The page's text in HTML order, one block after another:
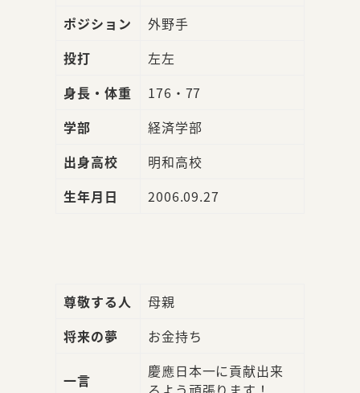
ポジション
外野手
投打
左左
身長・体重
176・77
学部
経済学部
出身高校
明和高校
生年月日
2006.09.27
尊敬する人
母親
将来の夢
お金持ち
一言
慶應日本一に貢献出来